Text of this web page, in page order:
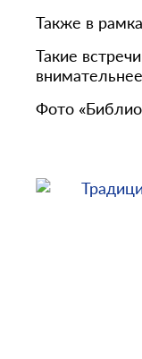
Также в
Такие
Фото